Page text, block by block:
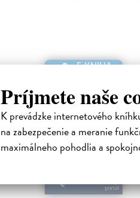
Príjmete naše
K prevádzke internetového
na zabezpečenie a meranie
maximálneho pohodlia a
E-KNIHA